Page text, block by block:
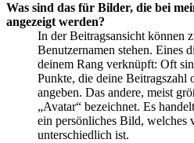
Was sind das für Bilder, die bei
angezeigt werden?
In der Beitragsansicht können
Benutzernamen stehen. Eines
deinem Rang verknüpft: Oft
Punkte, die deine Beitragszahl
angeben. Das andere, meist
„Avatar“ bezeichnet. Es
ein persönliches Bild, welches
unterschiedlich ist.